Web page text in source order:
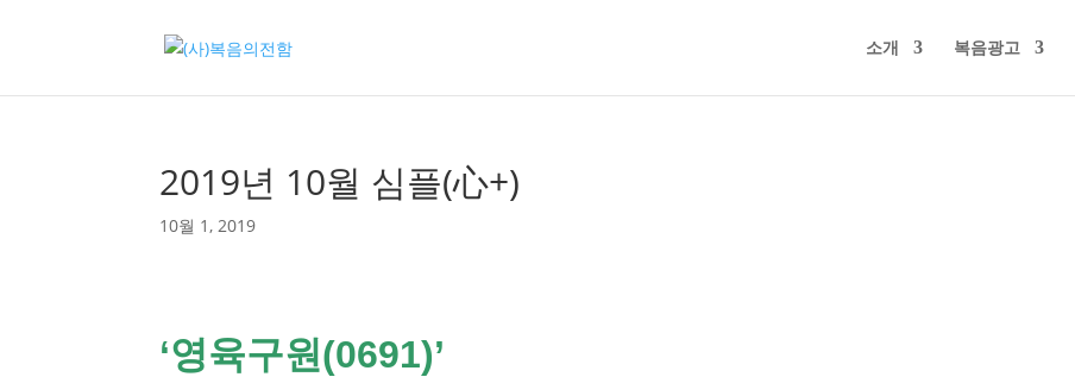
소개 복음광고
2019년 10월 심플(心+)
10월 1, 2019
‘영육구원(0691)’